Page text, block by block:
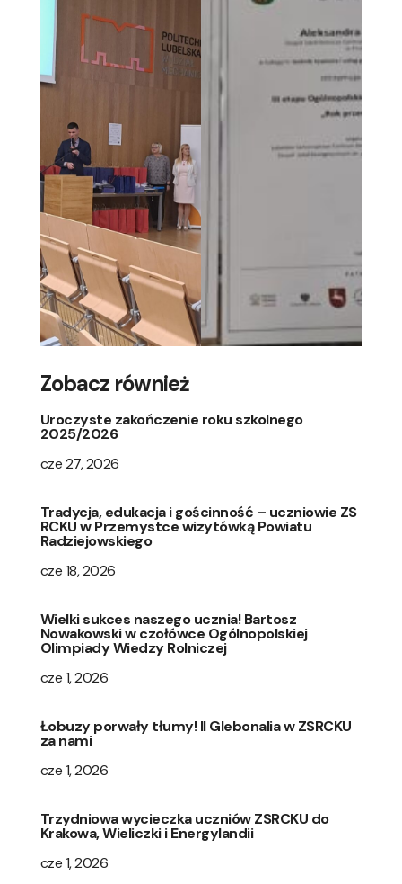
Zobacz również
Uroczyste zakończenie roku szkolnego
2025/2026
cze 27, 2026
Tradycja, edukacja i gościnność – uczniowie ZS
RCKU w Przemystce wizytówką Powiatu
Radziejowskiego
cze 18, 2026
Wielki sukces naszego ucznia! Bartosz
Nowakowski w czołówce Ogólnopolskiej
Olimpiady Wiedzy Rolniczej
cze 1, 2026
Łobuzy porwały tłumy! II Glebonalia w ZSRCKU
za nami
cze 1, 2026
Trzydniowa wycieczka uczniów ZSRCKU do
Krakowa, Wieliczki i Energylandii
cze 1, 2026